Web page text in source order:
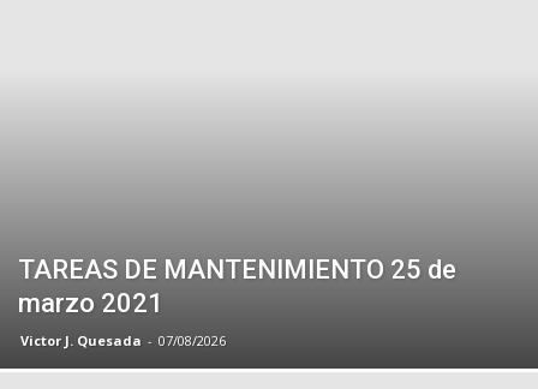
TAREAS DE MANTENIMIENTO 25 de
marzo 2021
Victor J. Quesada - 07/08/2026